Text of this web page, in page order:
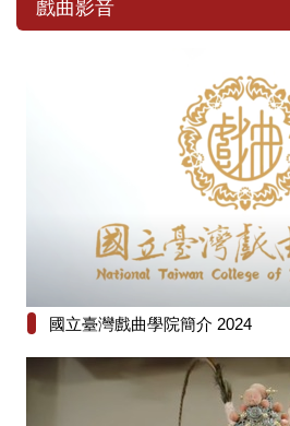
戲曲影音
國立臺灣戲曲學院簡介 2024